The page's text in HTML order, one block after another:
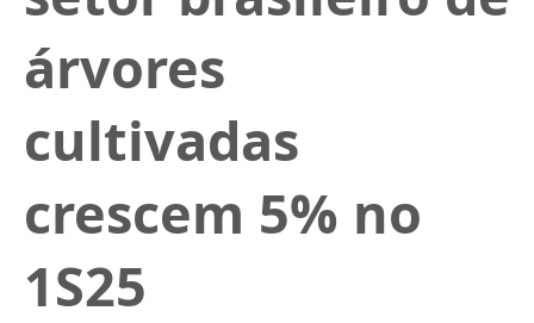
árvores
cultivadas
crescem 5% no
1S25